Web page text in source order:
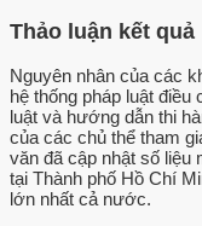
Thảo luận kết quả
Nguyên nhân của các
hệ thống pháp luật
luật và hướng dẫn thi
của các chủ thể tham
văn đã cập nhật số liệu
tại Thành phố Hồ Chí
lớn nhất cả nước.